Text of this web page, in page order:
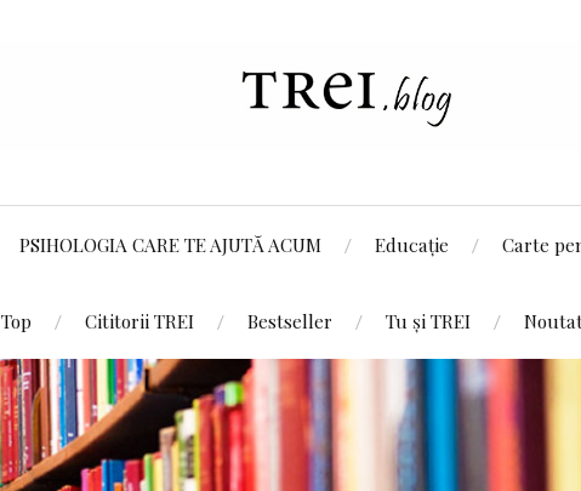
PSIHOLOGIA CARE TE AJUTĂ ACUM Educație Carte
Top Cititorii TREI Bestseller Tu și TREI